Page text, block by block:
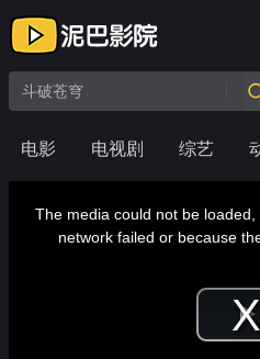
电影 电视剧 综艺
modalThe media could not be
network failed or because